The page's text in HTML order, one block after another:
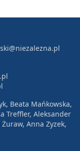
Beata Mańkowska,
Treffler, Aleksander
Anna Zyzek,